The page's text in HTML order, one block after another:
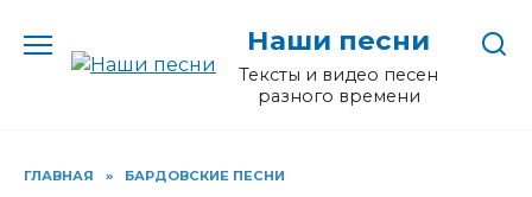
содержанию
Наши песни
Тексты и видео песен
разного времени
ГЛАВНАЯ » БАРДОВСКИЕ ПЕСНИ